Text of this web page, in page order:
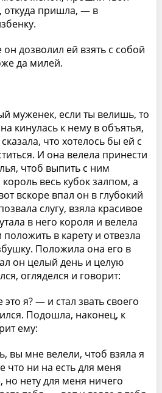
откуда пришла, — в
дозволил ей взять с собой
да милей.
муженек, если ты велишь, то
кинулась к нему в объятья,
что хотелось бы ей с
И она велела принести
чтоб выпить с ним
весь кубок залпом, а
вскоре впал он в глубокий
слугу, взяла красивое
в него короля и велела
в карету и отвезла
Положила она его в
он целый день и целую
огляделся и говорит:
я? — и стал звать своего
Подошла, наконец, к
ему:
мне велели, чтоб взяла я
что ни на есть для меня
нету для меня ничего